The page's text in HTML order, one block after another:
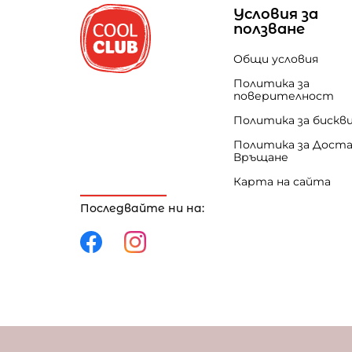
Последвайте ни на:
Условия за
ползване
Общи условия
Политика за
поверителност
Политика за
Политика за
Връщане
Карта на сайта